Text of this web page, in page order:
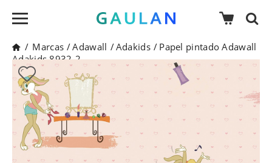
/ Marcas /Adawall /Adakids / Papel pintado Adawall
Adakids 8932-2